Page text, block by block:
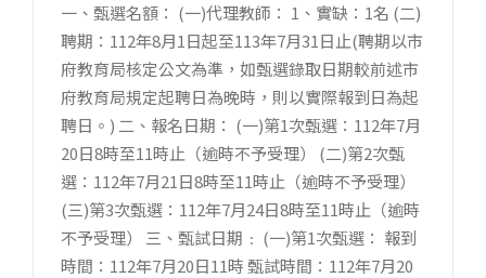
一、甄選名額： (一)代理教師： 1、實缺：1名 (二)
聘期：112年8月1日起至113年7月31日止(聘期以市
府教育局核定公文為準，如甄選錄取日期較前述市
府教育局規定起聘日為晚時，則以實際報到日為起
聘日。) 二、報名日期： (一)第1次甄選：112年7月
20日8時至11時止（逾時不予受理） (二)第2次甄
選：112年7月21日8時至11時止（逾時不予受理）
(三)第3次甄選：112年7月24日8時至11時止（逾時
不予受理） 三、甄試日期﹕ (一)第1次甄選： 報到
時間：112年7月20日11時 甄試時間：112年7月20